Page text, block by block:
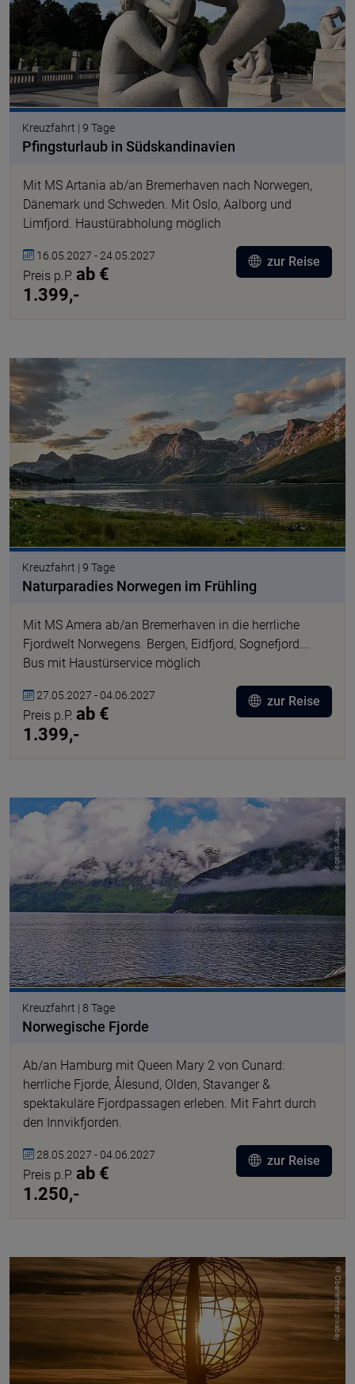
Kreuzfahrt | 9 Tage
Pfingsturlaub in Südskandinavien
Mit MS Artania ab/an Bremerhaven nach Norwegen,
Dänemark und Schweden. Mit Oslo, Aalborg und
Limfjord. Haustürabholung möglich
16.05.2027 - 24.05.2027
Preis p.P. ab €
1.399,-
zur Reise
© monicore piaxabay
Kreuzfahrt | 9 Tage
Naturparadies Norwegen im Frühling
Mit MS Amera ab/an Bremerhaven in die herrliche
Fjordwelt Norwegens. Bergen, Eidfjord, Sognefjord...
Bus mit Haustürservice möglich
27.05.2027 - 04.06.2027
Preis p.P. ab €
1.399,-
zur Reise
© KRiemer pixabay
Kreuzfahrt | 8 Tage
Norwegische Fjorde
Ab/an Hamburg mit Queen Mary 2 von Cunard:
herrliche Fjorde, Ålesund, Olden, Stavanger &
spektakuläre Fjordpassagen erleben. Mit Fahrt durch
den Innvikfjorden.
28.05.2027 - 04.06.2027
Preis p.P. ab €
1.250,-
zur Reise
© Oberlehner pixabay